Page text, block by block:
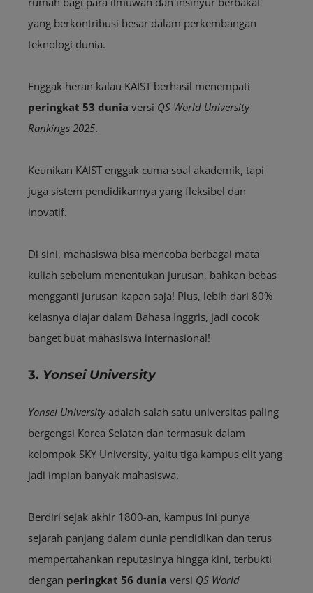
yang berkontribusi besar dalam perkembangan
teknologi dunia.
Enggak heran kalau KAIST berhasil menempati
peringkat 53 dunia versi QS World University
Rankings 2025.
Keunikan KAIST enggak cuma soal akademik, tapi
juga sistem pendidikannya yang fleksibel dan
inovatif.
Di sini, mahasiswa bisa mencoba berbagai mata
kuliah sebelum menentukan jurusan, bahkan bebas
mengganti jurusan kapan saja! Plus, lebih dari 80%
kelasnya diajar dalam Bahasa Inggris, jadi cocok
banget buat mahasiswa internasional!
3. Yonsei University
Yonsei Universityadalah salah satu universitas paling
bergengsi Korea Selatan dan termasuk dalam
kelompok SKY University, yaitu tiga kampus elit yang
jadi impian banyak mahasiswa.
Berdiri sejak akhir 1800-an, kampus ini punya
sejarah panjang dalam dunia pendidikan dan terus
mempertahankan reputasinya hingga kini, terbukti
dengan peringkat 56 dunia versi QS World